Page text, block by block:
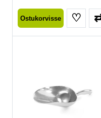
Ostukorvisse ♡